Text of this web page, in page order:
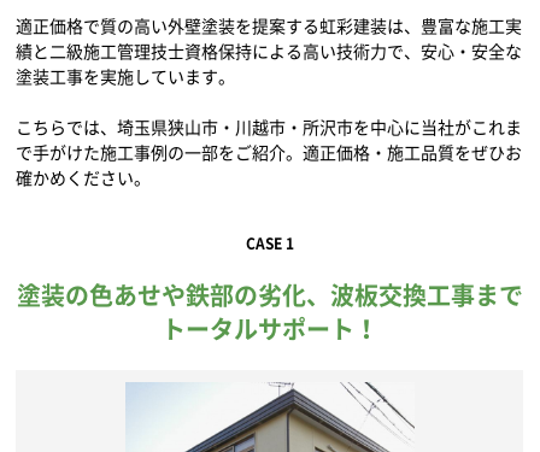
適正価格で質の高い外壁塗装を提案する虹彩建装は、豊富な施工実
績と二級施工管理技士資格保持による高い技術力で、安心・安全な
塗装工事を実施しています。
こちらでは、埼玉県狭山市・川越市・所沢市を中心に当社がこれま
で手がけた施工事例の一部をご紹介。適正価格・施工品質をぜひお
確かめください。
CASE 1
塗装の色あせや鉄部の劣化、波板交換工事まで
トータルサポート！